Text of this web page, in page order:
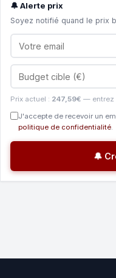
🔔 Alerte prix
Soyez notifié quand le prix
Prix actuel : 247,59€ — entrez
J'accepte de recevoir un
politique de confidentialité.
🔔